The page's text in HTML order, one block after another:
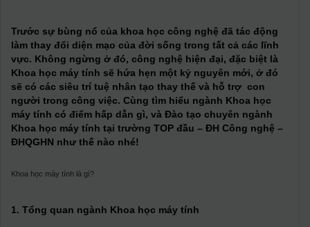
Trước sự bùng nổ của khoa học công nghệ đã tác động
làm thay đổi diện mạo của đời sống trong tất cả các lĩnh
vực. Không ngừng ở đó, công nghệ hiện đại, đặc biệt là
Khoa học máy tính sẽ hứa hẹn một kỷ nguyên mới, ở đó
sẽ có các siêu trí tuệ nhân tạo thay thế và hỗ trợ con
người trong công việc. Cùng tìm hiểu ngành Khoa học
máy tính có điểm hấp dẫn gì, và Đào tạo chuyên ngành
Khoa học máy tính tại trường TOP đầu – ĐH Công nghệ –
ĐHQGHN như thế nào nhé!
Khoa học máy tính là gì?
1. Tổng quan ngành Khoa học máy tính